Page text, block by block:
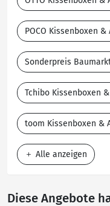
POCO Kissenboxen
Sonderpreis
Tchibo Kissenboxen
toom Kissenboxen &
Alle anzeigen
Diese Angebote